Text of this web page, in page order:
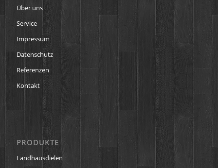
Über uns
Service
Impressum
Datenschutz
Referenzen
Kontakt
PRODUKTE
Landhausdielen